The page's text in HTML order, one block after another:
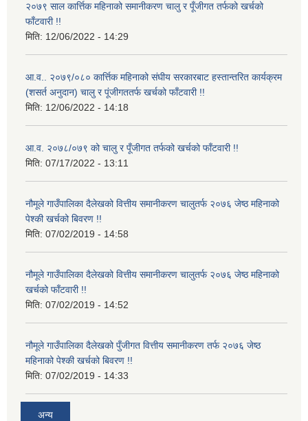
२०७९ साल कार्त्तिक महिनाको समानीकरण चालु र पूँजीगत तर्फको खर्चको
फाँटवारी !!
मिति: 12/06/2022 - 14:29
आ.व.. २०७९/०८० कार्त्तिक महिनाको संघीय सरकारबाट हस्तान्तरित कार्यक्रम
(शसर्त अनुदान) चालु र पूंजीगततर्फ खर्चको फाँटवारी !!
मिति: 12/06/2022 - 14:18
आ.व. २०७८/०७९ को चालु र पूँजीगत तर्फको खर्चको फाँटवारी !!
मिति: 07/17/2022 - 13:11
नौमूले गाउँपालिका दैलेखको वित्तीय समानीकरण चालुतर्फ २०७६ जेष्ठ महिनाको
पेश्की खर्चको बिवरण !!
मिति: 07/02/2019 - 14:58
नौमूले गाउँपालिका दैलेखको वित्तीय समानीकरण चालुतर्फ २०७६ जेष्ठ महिनाको
खर्चको फाँटवारी !!
मिति: 07/02/2019 - 14:52
नौमूले गाउँपालिका दैलेखको पुँजीगत वित्तीय समानीकरण तर्फ २०७६ जेष्ठ
महिनाको पेश्की खर्चको बिवरण !!
मिति: 07/02/2019 - 14:33
अन्य